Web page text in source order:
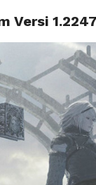
BERITA TIPS &
Versi